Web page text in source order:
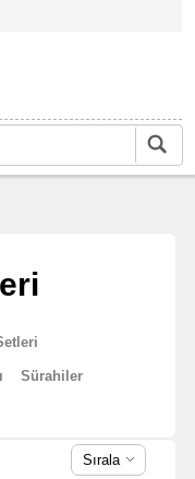
Sürahiler
Sırala